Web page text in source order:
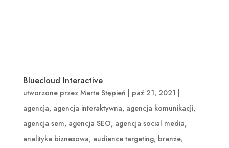
Bluecloud Interactive
utworzone przez Marta Stępień paź 21, 2021
agencja, agencja interaktywna, agencja komunikacji,
agencja sem, agencja SEO, agencja social media,
analityka biznesowa, audience targeting, branże,